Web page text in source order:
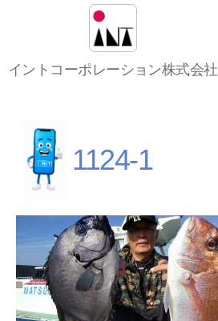
ン
ポ
レ
ョ
ン
株
式
会
社
イントコーポレーション株式会社
1124-1